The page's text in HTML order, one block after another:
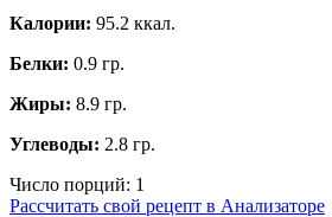
Калории: 95.2 ккал.
Белки: 0.9 гр.
Жиры: 8.9 гр.
Углеводы: 2.8 гр.
Число порций: 1
Рассчитать свой рецепт в Анализаторе